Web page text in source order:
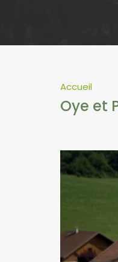
Accueil
Oye et